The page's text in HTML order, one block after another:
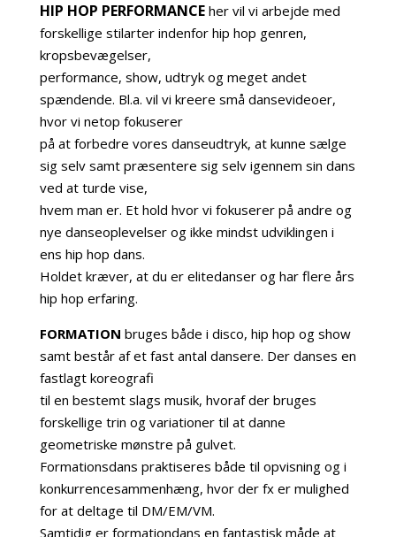
HIP HOP PERFORMANCE her vil vi arbejde med
forskellige stilarter indenfor hip hop genren,
kropsbevægelser,
performance, show, udtryk og meget andet
spændende. Bl.a. vil vi kreere små dansevideoer,
hvor vi netop fokuserer
på at forbedre vores danseudtryk, at kunne sælge
sig selv samt præsentere sig selv igennem sin dans
ved at turde vise,
hvem man er. Et hold hvor vi fokuserer på andre og
nye danseoplevelser og ikke mindst udviklingen i
ens hip hop dans.
Holdet kræver, at du er elitedanser og har flere års
hip hop erfaring.
FORMATION bruges både i disco, hip hop og show
samt består af et fast antal dansere. Der danses en
fastlagt koreografi
til en bestemt slags musik, hvoraf der bruges
forskellige trin og variationer til at danne
geometriske mønstre på gulvet.
Formationsdans praktiseres både til opvisning og i
konkurrencesammenhæng, hvor der fx er mulighed
for at deltage til DM/EM/VM.
Samtidig er formationdans en fantastisk måde at